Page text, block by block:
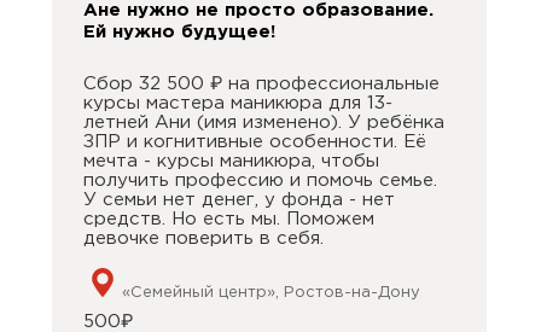
Ане нужно не просто образование.
Ей нужно будущее!
Сбор 32 500 ₽ на профессиональные
курсы мастера маникюра для 13-
летней Ани (имя изменено). У ребёнка
ЗПР и когнитивные особенности. Её
мечта - курсы маникюра, чтобы
получить профессию и помочь семье.
У семьи нет денег, у фонда - нет
средств. Но есть мы. Поможем
девочке поверить в себя.
«Семейный центр», Ростов-на-Дону
500₽